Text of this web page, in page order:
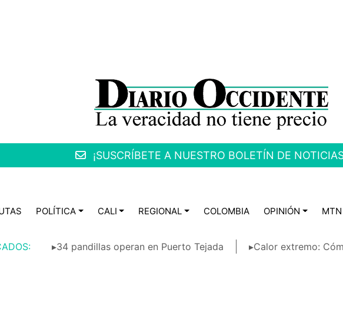
¡SUSCRÍBETE A NUESTRO BOLETÍN DE
POLÍTICA CALI REGIONAL COLOMBIA OPINIÓN MTN
▸34 pandillas operan en Puerto Tejada ▸Calor extremo: